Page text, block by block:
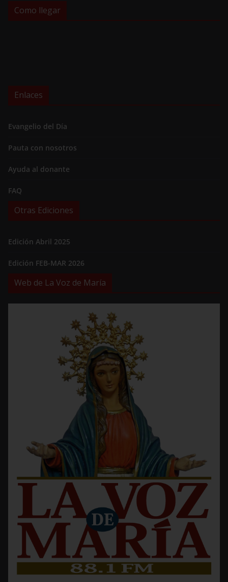
Como llegar
Enlaces
Evangelio del Día
Pauta con nosotros
Ayuda al donante
FAQ
Otras Ediciones
Edición Abril 2025
Edición FEB-MAR 2026
Web de La Voz de María